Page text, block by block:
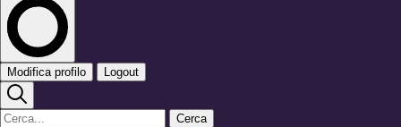
Modifica profilo Logout
Cerca